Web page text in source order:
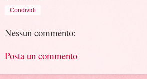
Condividi
Nessun commento:
Posta un commento